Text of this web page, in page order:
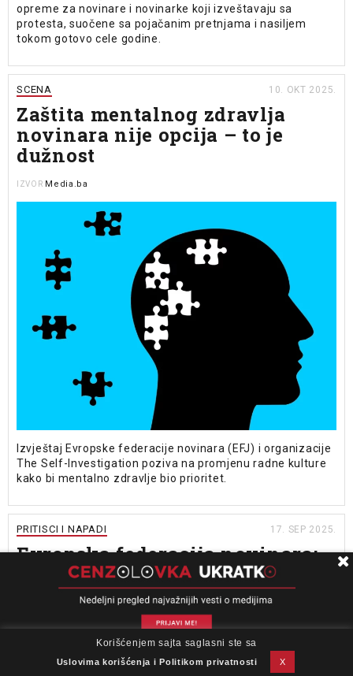
opreme za novinare i novinarke koji izveštavaju sa
protesta, suočene sa pojačanim pretnjama i nasiljem
tokom gotovo cele godine.
SCENA 10. OKT 2025.
Zaštita mentalnog zdravlja
novinara nije opcija – to je
dužnost
IZVOR Media.ba
Izvještaj Evropske federacije novinara (EFJ) i organizacije
The Self-Investigation poziva na promjenu radne kulture
kako bi mentalno zdravlje bio prioritet.
PRITISCI I NAPADI 17. SEP 2025.
Evropska federacija novinara:
Procesuirati odgovorne za
pretnje novinaru Dinku
N1
Impresum Podrška Kontakt
Newsletter
Uslovi korišćenja
Korišćenjem sajta saglasni ste sa
Uslovima korišćenja i Politikom privatnosti X